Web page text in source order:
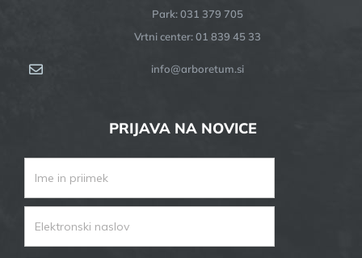
Park: 031 379 705
Vrtni center: 01 839 45 33
info@arboretum.si
PRIJAVA NA NOVICE